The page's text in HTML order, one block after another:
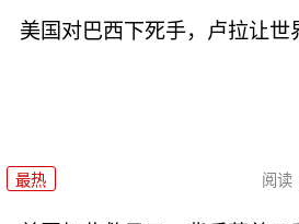
美国对巴西下死手，卢拉让世
最热 阅读